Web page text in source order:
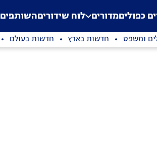
Application error: a
. כפוליםמדורים לוח שידוריםהשותפים
ומשפט חדשות בארץ חדשות בעולם